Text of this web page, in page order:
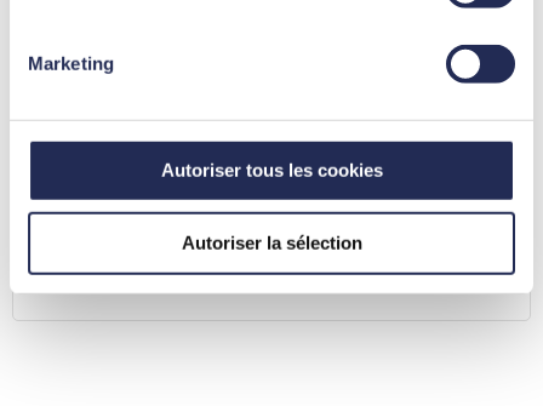
Marketing
Autoriser tous les cookies
Autoriser la sélection
Vous avez une question et ne trouvez pas la réponse ?
Adressez-vous à mozzenoHelp afin d'obtenir rapidement
Contacter mozzenoHelp